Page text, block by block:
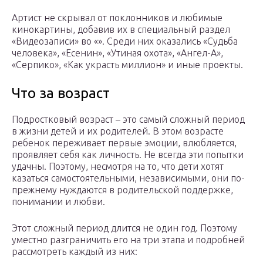
Артист не скрывал от поклонников и любимые
кинокартины, добавив их в специальный раздел
«Видеозаписи» во «». Среди них оказались «Судьба
человека», «Есенин», «Утиная охота», «Ангел-А»,
«Серпико», «Как украсть миллион» и иные проекты.
Что за возраст
Подростковый возраст – это самый сложный период
в жизни детей и их родителей. В этом возрасте
ребенок переживает первые эмоции, влюбляется,
проявляет себя как личность. Не всегда эти попытки
удачны. Поэтому, несмотря на то, что дети хотят
казаться самостоятельными, независимыми, они по-
прежнему нуждаются в родительской поддержке,
понимании и любви.
Этот сложный период длится не один год. Поэтому
уместно разграничить его на три этапа и подробней
рассмотреть каждый из них: